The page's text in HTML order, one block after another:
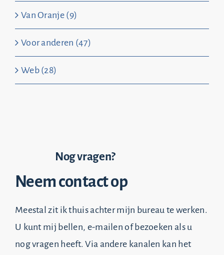
Van Oranje (9)
Voor anderen (47)
Web (28)
Nog vragen?
Neem contact op
Meestal zit ik thuis achter mijn bureau te werken.
U kunt mij bellen, e-mailen of bezoeken als u
nog vragen heeft. Via andere kanalen kan het